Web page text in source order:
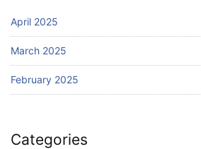
April 2025
March 2025
February 2025
Categories